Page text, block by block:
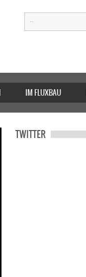
IM FLUXBAU
TWITTER